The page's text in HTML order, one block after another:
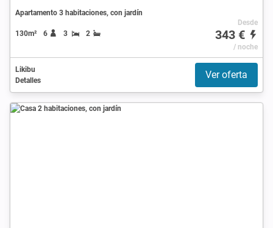
Apartamento 3 habitaciones, con jardín
130m² 6 3 2
Desde
343 €
/ noche
Likibu
Detalles
Ver oferta